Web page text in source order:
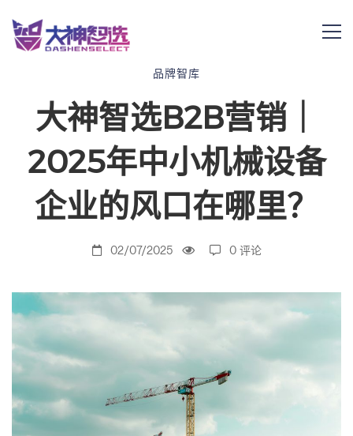
神
智
B2B
营
销
品牌智库
大神智选B2B营销｜
2025年中小机械设备
企业的风口在哪里？
02/07/2025 0 评论